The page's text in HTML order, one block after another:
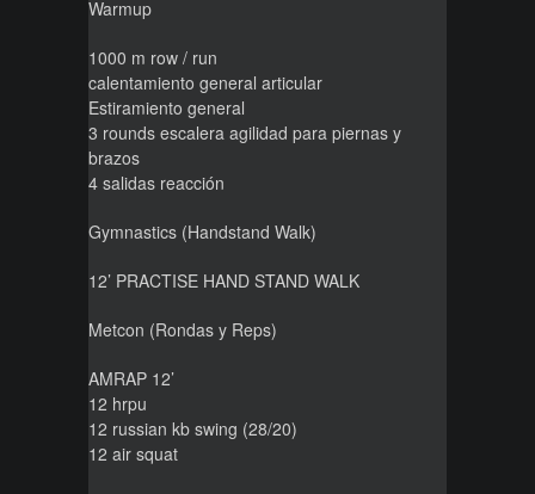
Warmup
1000 m row / run
calentamiento general articular
Estiramiento general
3 rounds escalera agilidad para piernas y
brazos
4 salidas reacción
Gymnastics (Handstand Walk)
12’ PRACTISE HAND STAND WALK
Metcon (Rondas y Reps)
AMRAP 12’
12 hrpu
12 russian kb swing (28/20)
12 air squat